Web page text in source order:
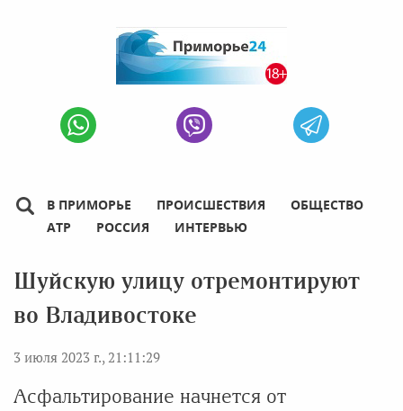
В ПРИМОРЬЕ ПРОИСШЕСТВИЯ
ОБЩЕСТВО
АТР
РОССИЯ ИНТЕРВЬЮ
Шуйскую улицу отремонтируют
во Владивостоке
3 июля 2023 г., 21:11:29
Асфальтирование начнется от